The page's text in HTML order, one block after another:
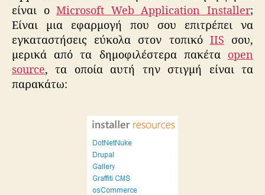
είναι οMicrosoft Web Application Installer;
Είναι μια εφαρμογή που σου επιτρέπει να
εγκαταστήσεις εύκολα στον τοπικό IIS σου,
μερικά από τα δημοφιλέστερα πακέτα open
source, τα οποία αυτή την στιγμή είναι τα
παρακάτω: